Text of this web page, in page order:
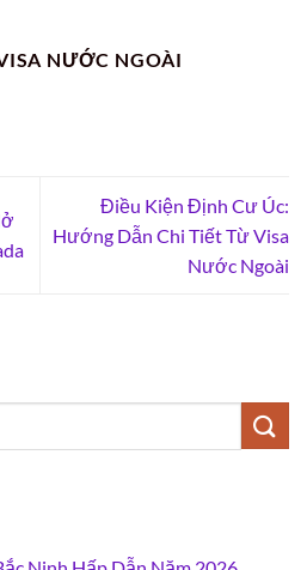
NƯỚC NGOÀI
Điều Kiện Định Cư Úc:
Hướng Dẫn Chi Tiết Từ Visa
Nước Ngoài